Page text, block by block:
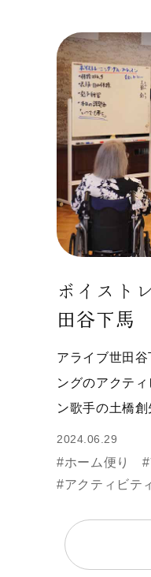
ボイスト
田谷下馬
アライブ世田
ングのアクテ
ン歌手の土橋
2024.06.29
#ホーム便り
#アクティビテ